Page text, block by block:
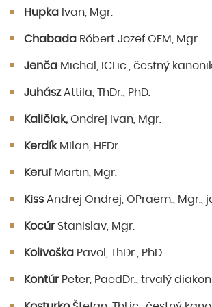
Hupka Ivan, Mgr.
Chabada Róbert Jozef OFM, Mgr.
Jenča Michal, ICLic., čestný
JuhászAttila, ThDr., PhD.
Kaličiak, Ondrej Ivan, Mgr.
KerdíkMilan, HEDr.
KeruľMartin, Mgr.
Kiss Andrej Ondrej, OPraem., Mgr.,
KocúrStanislav, Mgr.
Kolivoška Pavol, ThDr., PhD.
KontúrPeter, PaedDr., trvalý diakon